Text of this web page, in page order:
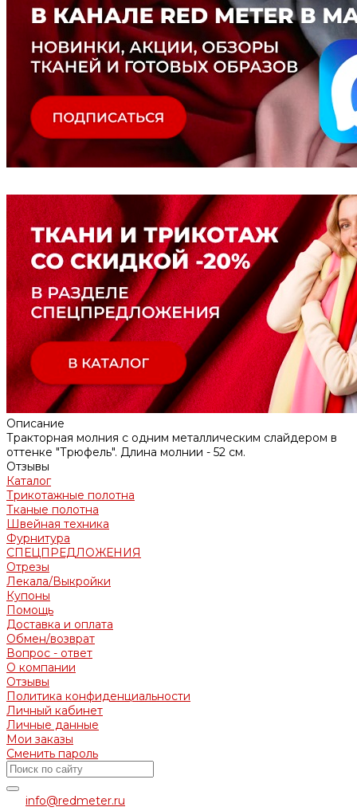
Описание
Тракторная молния с одним металлическим слайдером в
оттенке "Трюфель". Длина молнии - 52 см.
Отзывы
Каталог
Трикотажные полотна
Тканые полотна
Швейная техника
Фурнитура
СПЕЦПРЕДЛОЖЕНИЯ
Отрезы
Лекала/Выкройки
Купоны
Помощь
Доставка и оплата
Обмен/возврат
Вопрос - ответ
О компании
Отзывы
Политика конфиденциальности
Личный кабинет
Личные данные
Мои заказы
Сменить пароль
info@redmeter.ru